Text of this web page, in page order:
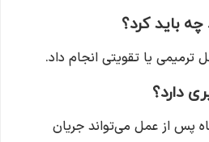
باید کرد؟
یا تقویتی انجام داد.
دارد؟
پس از عمل می‌تواند جریان